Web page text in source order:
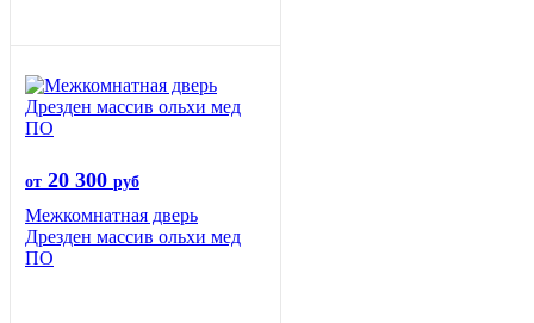
от 20 300 руб
Межкомнатная дверь
Дрезден массив ольхи мед
ПО